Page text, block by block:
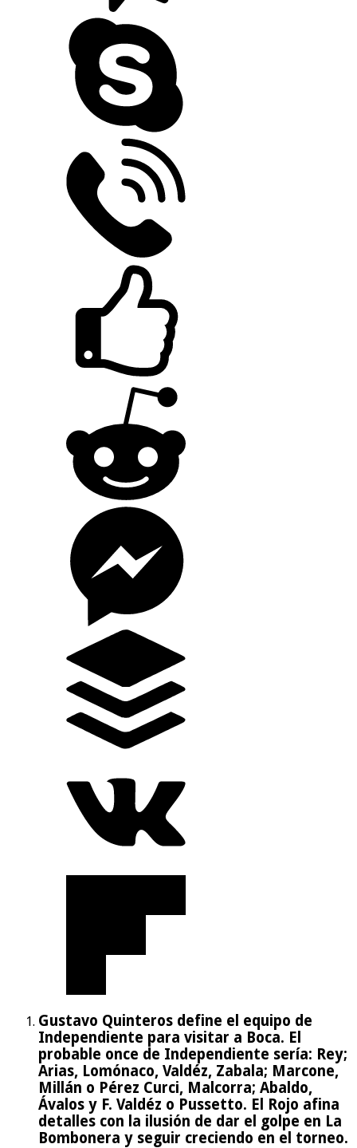
Gustavo Quinteros define el equipo de
Independiente para visitar a Boca. El
probable once de Independiente sería: Rey;
Arias, Lomónaco, Valdéz, Zabala; Marcone,
Millán o Pérez Curci, Malcorra; Abaldo,
Ávalos y F. Valdéz o Pussetto. El Rojo afina
detalles con la ilusión de dar el golpe en La
Bombonera y seguir creciendo en el torneo.